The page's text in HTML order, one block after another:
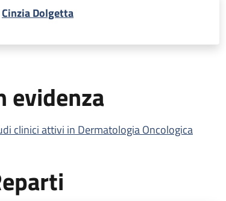
Cinzia Dolgetta
evidenza
clinici attivi in Dermatologia Oncologica